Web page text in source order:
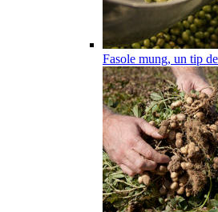
Fasole mung, un tip